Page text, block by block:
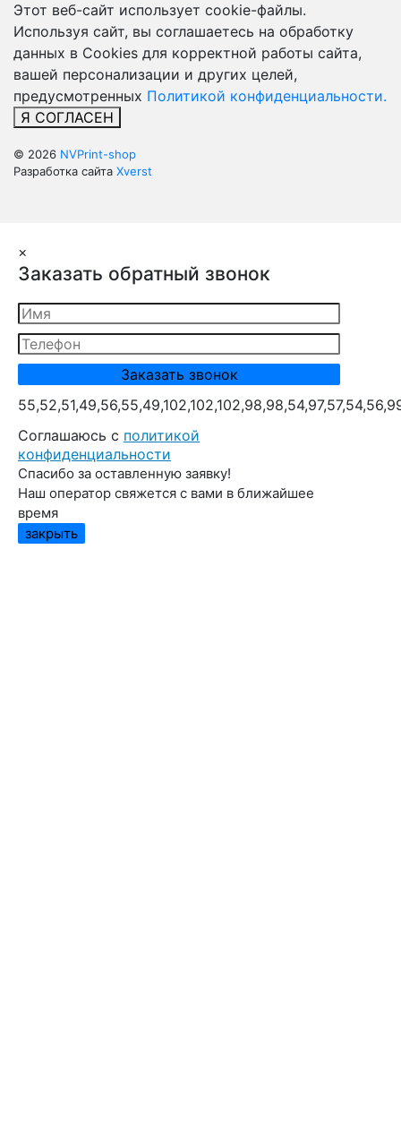
Этот веб-сайт использует cookie-файлы.
Используя сайт, вы соглашаетесь на обработку
данных в Cookies для корректной работы сайта,
вашей персонализации и других целей,
предусмотренных Политикой конфиденциальности.
Я СОГЛАСЕН
© 2026 NVPrint-shop
Разработка сайта Xverst
×
Заказать обратный звонок
Cоглашаюсь с политикой
конфиденциальности
Спасибо за оставленную заявку!
Наш оператор свяжется с вами в ближайшее
время
закрыть